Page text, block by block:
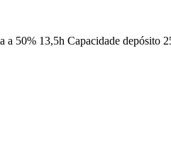
50% 13,5h Capacidade depósito